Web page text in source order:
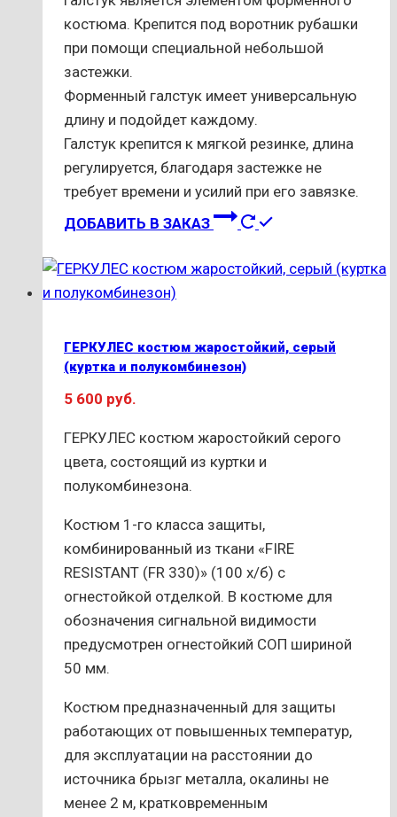
товара.
костюма. Крепится под воротник рубашки
при помощи специальной небольшой
застежки.
Форменный галстук имеет универсальную
длину и подойдет каждому.
Галстук крепится к мягкой резинке, длина
регулируется, благодаря застежке не
требует времени и усилий при его завязке.
ДОБАВИТЬ В ЗАКАЗ
ГЕРКУЛЕС костюм жаростойкий, серый
(куртка и полукомбинезон)
5 600 руб.
ГЕРКУЛЕС костюм жаростойкий серого
цвета, состоящий из куртки и
полукомбинезона.
Костюм 1-го класса защиты,
комбинированный из ткани «FIRE
RESISTANT (FR 330)» (100 х/б) с
огнестойкой отделкой. В костюме для
обозначения сигнальной видимости
предусмотрен огнестойкий СОП шириной
50 мм.
Костюм предназначенный для защиты
работающих от повышенных температур,
для эксплуатации на расстоянии до
источника брызг металла, окалины не
менее 2 м, кратковременным